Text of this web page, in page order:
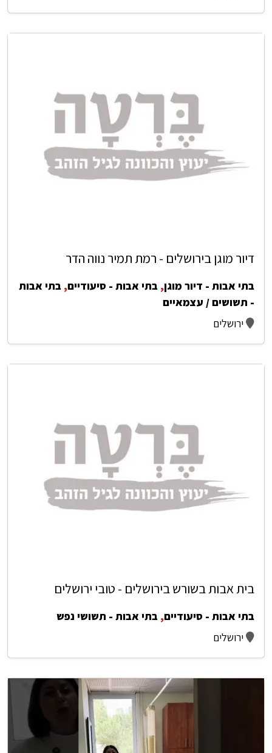
דיור מוגן בירושלים - רמת תמיר נווה הדר
בתי אבות - דיור מוגן, בתי אבות - סיעודיים, בתי אבות
- תשושים / עצמאיים
ירושלים
בית אבות בשורש בירושלים - טובי ירושלים
בתי אבות - סיעודיים, בתי אבות - תשושי נפש
ירושלים